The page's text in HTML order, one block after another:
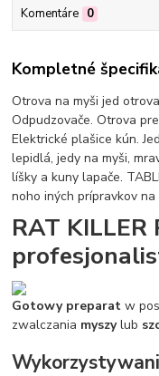
Komentáre 0
Kompletné
Otrova na myši jed
Odpudzovače. Otrova
Elektrické plašice kún.
lepidlá, jedy na myši,
líšky a kuny lapače.
noho iných prípravkov
RAT
Gotowy preparatw
zwalczania myszylub